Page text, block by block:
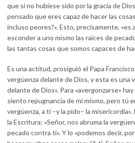
que si no hubiese sido por la gracia de
pensado que eres capaz de hacer las
incluso peores?». Esto, precisamente, «es
esconder a uno mismo las raíces de
las tantas cosas que somos capaces de
Es una actitud, prosiguió el Papa
vergüenza delante de Dios, y esta es una
delante de Dios». Para «avergonzarse»
siento repugnancia de mí mismo, pero tú
vergüenza, a ti –y la pido– la
la Escritura: «Señor, nos abruma la
pecado contra ti». Y lo «podemos decir,